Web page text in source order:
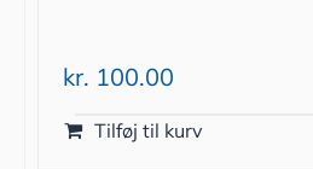
kr. 100.00
Tilføj til kurv